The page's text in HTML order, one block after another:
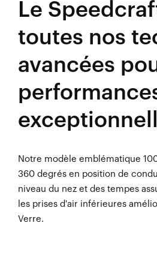
Le
toutes nos
avancées
Notre modèle emblématique
360 degrés en position de
niveau du nez et des tempes
les prises d'air inférieures
Verre.